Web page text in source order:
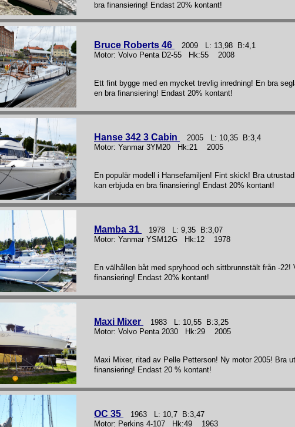
bra finansiering! Endast 20% kontant!
Bruce Roberts 46
2009 L: 13,98 B:4,1
Motor: Volvo Penta D2-55 Hk:55 2008
Ett fint bygge med en mycket trevlig inredning! En bra
en bra finansiering! Endast 20% kontant!
Hanse 342 3 Cabin
2005 L: 10,35 B:3,4
Motor: Yanmar 3YM20 Hk:21 2005
En populär modell i Hansefamiljen! Fint skick! Bra
kan erbjuda en bra finansiering! Endast 20% kontant!
Mamba 31
1978 L: 9,35 B:3,07
Motor: Yanmar YSM12G Hk:12 1978
En välhållen båt med spryhood och sittbrunnstält från -22!
finansiering! Endast 20% kontant!
Maxi Mixer
1983 L: 10,55 B:3,25
Motor: Volvo Penta 2030 Hk:29 2005
Maxi Mixer, ritad av Pelle Petterson! Ny motor 2005! Bra
finansiering! Endast 20 % kontant!
OC 35
1963 L: 10,7 B:3,47
Motor: Perkins 4-107 Hk:49 1963